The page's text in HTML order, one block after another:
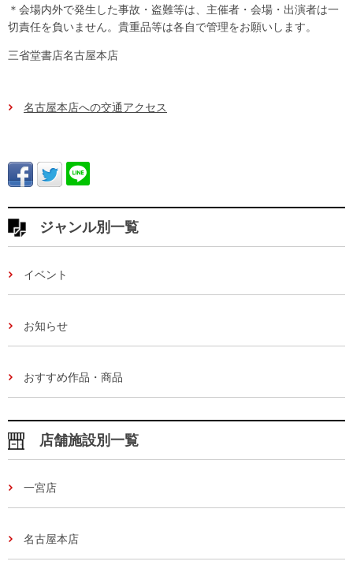
＊会場内外で発生した事故・盗難等は、主催者・会場・出演者は一
切責任を負いません。貴重品等は各自で管理をお願いします。
三省堂書店名古屋本店
名古屋本店への交通アクセス
ジャンル別一覧
イベント
お知らせ
おすすめ作品・商品
店舗施設別一覧
一宮店
名古屋本店